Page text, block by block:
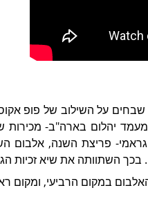
על השילוב של פופ
פריצת השנה, אלבום
במקום הרביעי, ומקום